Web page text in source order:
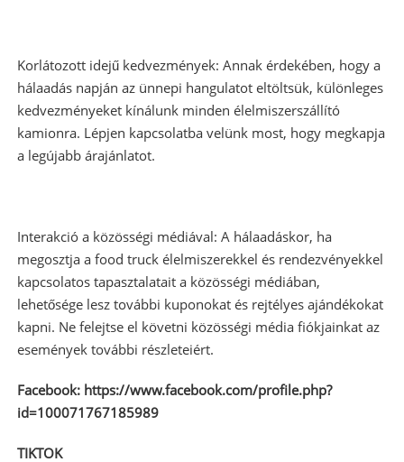
Korlátozott idejű kedvezmények: Annak érdekében, hogy a
hálaadás napján az ünnepi hangulatot eltöltsük, különleges
kedvezményeket kínálunk minden élelmiszerszállító
kamionra. Lépjen kapcsolatba velünk most, hogy megkapja
a legújabb árajánlatot.
Interakció a közösségi médiával: A hálaadáskor, ha
megosztja a food truck élelmiszerekkel és rendezvényekkel
kapcsolatos tapasztalatait a közösségi médiában,
lehetősége lesz további kuponokat és rejtélyes ajándékokat
kapni. Ne felejtse el követni közösségi média fiókjainkat az
események további részleteiért.
Facebook: https://www.facebook.com/profile.php?
id=100071767185989
TIKTOK